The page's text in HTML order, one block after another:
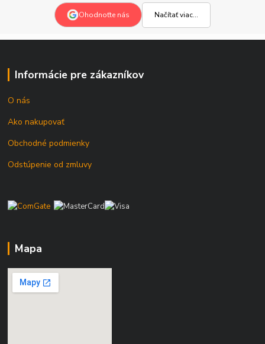
Ohodnoťte nás Načítať viac...
Informácie pre zákazníkov
O nás
Ako nakupovať
Obchodné podmienky
Odstúpenie od zmluvy
Mapa